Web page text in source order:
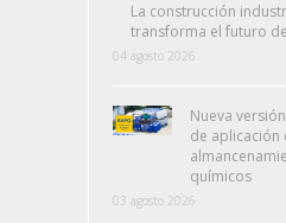
La construcción
transforma el futuro
04 agosto 2026
Nueva
de aplicación
químicos
03 agosto 2026